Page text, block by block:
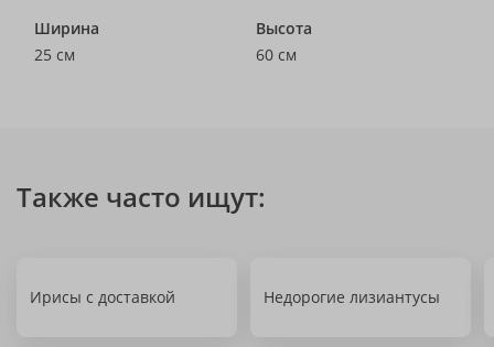
Ширина
25 см
Высота
60 см
Также часто ищут:
Ирисы с доставкой Недорогие лизиантусы